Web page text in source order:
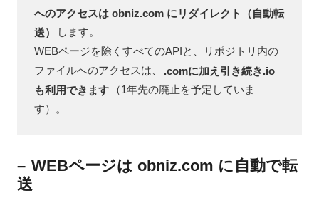
へのアクセスは obniz.com にリダイレクト（自動転
送）
します。
WEBページを除くすべてのAPIと、リポジトリ内の
ファイルへのアクセスは、
.comに加え引き続き.io
も利用できます （1年先の廃止を予定していま
す）。
– WEBページは obniz.com に自動で転
送